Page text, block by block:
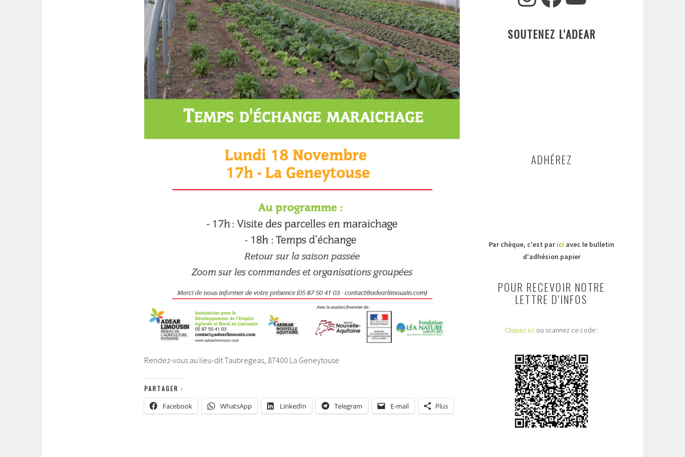
Rendez-vous au lieu-dit Taubregeas, 87400 La Geneytouse
PARTAGER :
Facebook WhatsApp LinkedIn Telegram E-mail Plus
SOUTENEZ L'ADEAR
ADHÉREZ
Par chèque, c'est parici avec le bulletin
d'adhésion papier
POUR RECEVOIR NOTRE
LETTRE D'INFOS
Cliquez ici ou scannez ce code :